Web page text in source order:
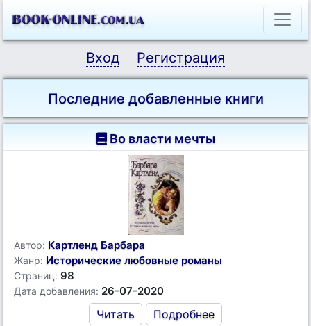
Вход Регистрация
Последние добавленные книги
Во власти мечты
Автор: Картленд Барбара
Жанр: Исторические любовные романы
Страниц: 98
Дата добавления: 26-07-2020
Читать Подробнее